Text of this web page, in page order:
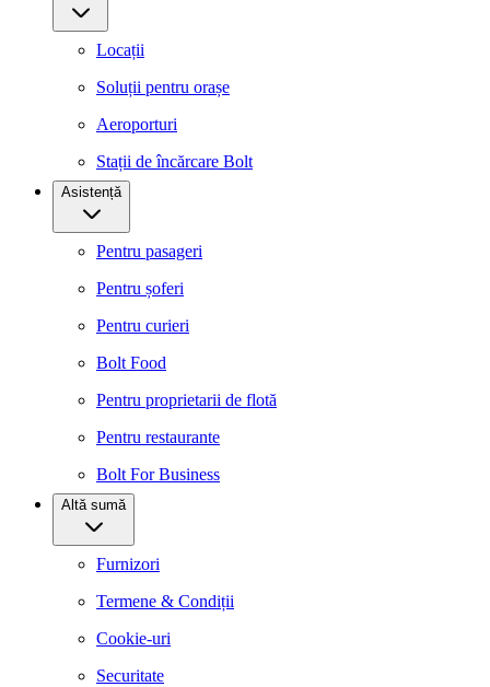
Locații
Soluții pentru orașe
Aeroporturi
Stații de încărcare Bolt
Asistență
Pentru pasageri
Pentru șoferi
Pentru curieri
Bolt Food
Pentru proprietarii de flotă
Pentru restaurante
Bolt For Business
Altă sumă
Furnizori
Termene & Condiții
Cookie-uri
Securitate